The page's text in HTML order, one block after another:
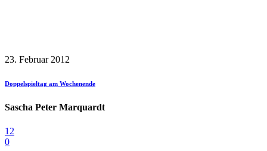
23. Februar 2012
Doppelspieltag am Wochenende
Sascha Peter Marquardt
12
0